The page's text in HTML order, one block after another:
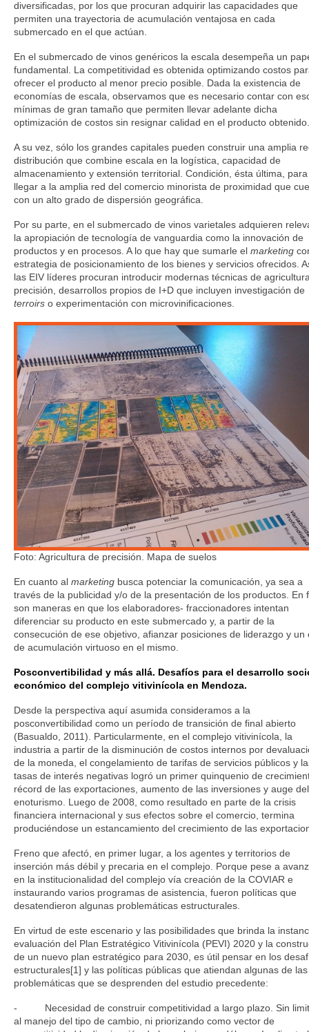
diversificadas, por los que procuran adquirir las capacidades que
permiten una trayectoria de acumulación ventajosa en cada
submercado en el que actúan.
En el submercado de vinos genéricos la escala desempeña un
fundamental. La competitividad es obtenida optimizando costos
ofrecer el producto al menor precio posible. Dada la existencia de
economías de escala, observamos que es necesario contar con
mínimas de gran tamaño que permiten llevar adelante dicha
optimización de costos sin resignar calidad en el producto obtenido.
A su vez, sólo los grandes capitales pueden construir una amplia
distribución que combine escala en la logística, capacidad de
almacenamiento y extensión territorial. Condición, ésta última, para
llegar a la amplia red del comercio minorista de proximidad que
con un alto grado de dispersión geográfica.
Por su parte, en el submercado de vinos varietales adquieren
la apropiación de tecnología de vanguardia como la innovación de
productos y en procesos. A lo que hay que sumarle el marketing
estrategia de posicionamiento de los bienes y servicios ofrecidos.
las EIV líderes procuran introducir modernas técnicas de
precisión, desarrollos propios de I+D que incluyen investigación de
terroirs o experimentación con microvinificaciones.
Foto: Agricultura de precisión. Mapa de suelos
En cuanto al marketing busca potenciar la comunicación, ya sea a
través de la publicidad y/o de la presentación de los productos. En
son maneras en que los elaboradores- fraccionadores intentan
diferenciar su producto en este submercado y, a partir de la
consecución de ese objetivo, afianzar posiciones de liderazgo y un
de acumulación virtuoso en el mismo.
Posconvertibilidad y más allá. Desafíos para el desarrollo
económico del complejo vitivinícola en Mendoza.
Desde la perspectiva aquí asumida consideramos a la
posconvertibilidad como un período de transición de final abierto
(Basualdo, 2011). Particularmente, en el complejo vitivinícola, la
industria a partir de la disminución de costos internos por
de la moneda, el congelamiento de tarifas de servicios públicos y
tasas de interés negativas logró un primer quinquenio de
récord de las exportaciones, aumento de las inversiones y auge del
enoturismo. Luego de 2008, como resultado en parte de la crisis
financiera internacional y sus efectos sobre el comercio, termina
produciéndose un estancamiento del crecimiento de las
Freno que afectó, en primer lugar, a los agentes y territorios de
inserción más débil y precaria en el complejo. Porque pese a
en la institucionalidad del complejo vía creación de la COVIAR e
instaurando varios programas de asistencia, fueron políticas que
desatendieron algunas problemáticas estructurales.
En virtud de este escenario y las posibilidades que brinda la
evaluación del Plan Estratégico Vitivinícola (PEVI) 2020 y la
de un nuevo plan estratégico para 2030, es útil pensar en los
estructurales[1] y las políticas públicas que atiendan algunas de las
problemáticas que se desprenden del estudio precedente:
- Necesidad de construir competitividad a largo plazo. Sin
al manejo del tipo de cambio, ni priorizando como vector de